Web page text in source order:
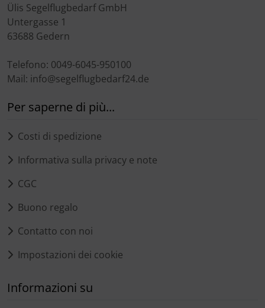
Ülis Segelflugbedarf GmbH
Untergasse 1
63688 Gedern
Telefono: 0049-6045-950100
Mail: info@segelflugbedarf24.de
Per saperne di più...
Costi di spedizione
Informativa sulla privacy e note
CGC
Buono regalo
Contatto con noi
Impostazioni dei cookie
Informazioni su